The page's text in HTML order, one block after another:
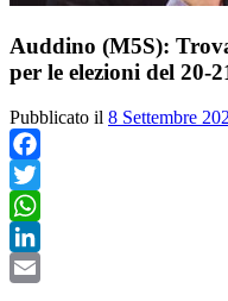
Auddino (M5S):
per le elezioni del 20-
Pubblicato il 8 Settembre
Facebook
Twitter
WhatsApp
LinkedIn